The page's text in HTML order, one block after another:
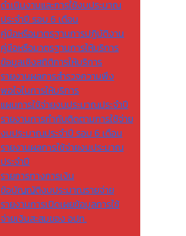
ดำเนินงานและการใช้งบประมาณ
ประจำปี รอบ 6 เดือน
คู่มือหรือมาตรฐานการปฏิบัติงาน
คู่มือหรือมาตรฐานการให้บริการ
ข้อมูลเชิงสถิติการให้บริการ
รายงานผลการสำรวจความพึง
พอใจในการให้บริการ
แผนการใช้จ่ายงบประมาณประจำปี
รายงานการกำกับติดตามการใช้จ่าย
งบประมาณประจำปี รอบ 6 เดือน
รายงานผลการใช้จ่ายงบประมาณ
ประจำปี
รายการทางการเงิน
ข้อบัญญัติงบประมาณรายจ่าย
รายงานการเปิดเผยข้อมูลการใช้
จ่ายเงินสะสมของ อปท.